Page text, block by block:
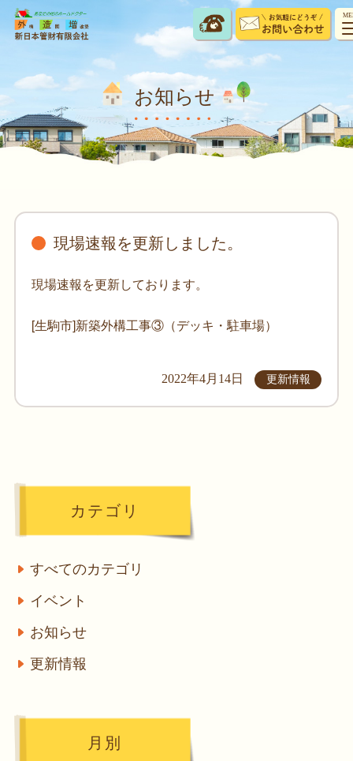
お知らせ
現場速報を更新しました。
現場速報を更新しております。
[生駒市]新築外構工事③（デッキ・駐車場）
2022年4月14日 更新情報
カテゴリ
すべてのカテゴリ
イベント
お知らせ
更新情報
月別